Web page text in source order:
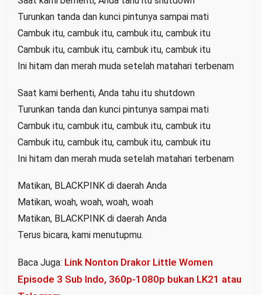
Turunkan tanda dan kunci pintunya sampai mati
Cambuk itu, cambuk itu, cambuk itu, cambuk itu
Cambuk itu, cambuk itu, cambuk itu, cambuk itu
Ini hitam dan merah muda setelah matahari terbenam
Saat kami berhenti, Anda tahu itu shutdown
Turunkan tanda dan kunci pintunya sampai mati
Cambuk itu, cambuk itu, cambuk itu, cambuk itu
Cambuk itu, cambuk itu, cambuk itu, cambuk itu
Ini hitam dan merah muda setelah matahari terbenam
Matikan, BLACKPINK di daerah Anda
Matikan, woah, woah, woah, woah
Matikan, BLACKPINK di daerah Anda
Terus bicara, kami menutupmu.
Baca Juga: Link Nonton Drakor Little Women
Episode 3 Sub Indo, 360p-1080p bukan LK21 atau